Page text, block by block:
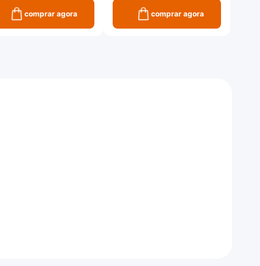
comprar agora comprar agora